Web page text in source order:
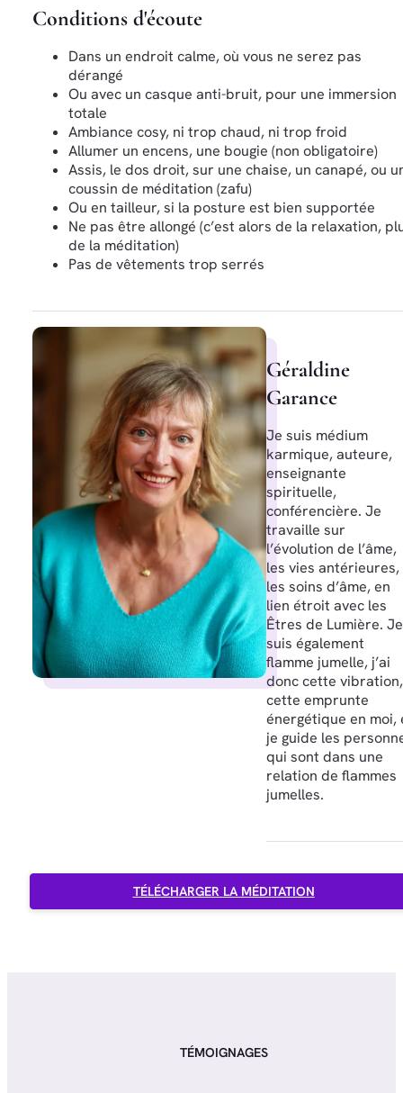
Conditions d'écoute
Dans un endroit calme, où vous ne serez pas
dérangé
Ou avec un casque anti-bruit, pour une immersion
totale
Ambiance cosy, ni trop chaud, ni trop froid
Allumer un encens, une bougie (non obligatoire)
Assis, le dos droit, sur une chaise, un canapé, ou
coussin de méditation (zafu)
Ou en tailleur, si la posture est bien supportée
Ne pas être allongé (c’est alors de la relaxation,
de la méditation)
Pas de vêtements trop serrés
Géraldine
Garance
Je suis médium
karmique, auteure,
enseignante
spirituelle,
conférencière. Je
travaille sur
l’évolution de l’âme,
les vies antérieures,
les soins d’âme, en
lien étroit avec les
Êtres de Lumière. Je
suis également
flamme jumelle, j’ai
donc cette vibration,
cette emprunte
énergétique en moi,
je guide les
qui sont dans une
relation de flammes
jumelles.
TÉLÉCHARGER LA MÉDITATION
TÉMOIGNAGES